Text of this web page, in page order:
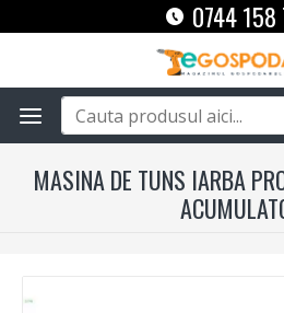
0744 158
MASINA DE TUNS IARBA